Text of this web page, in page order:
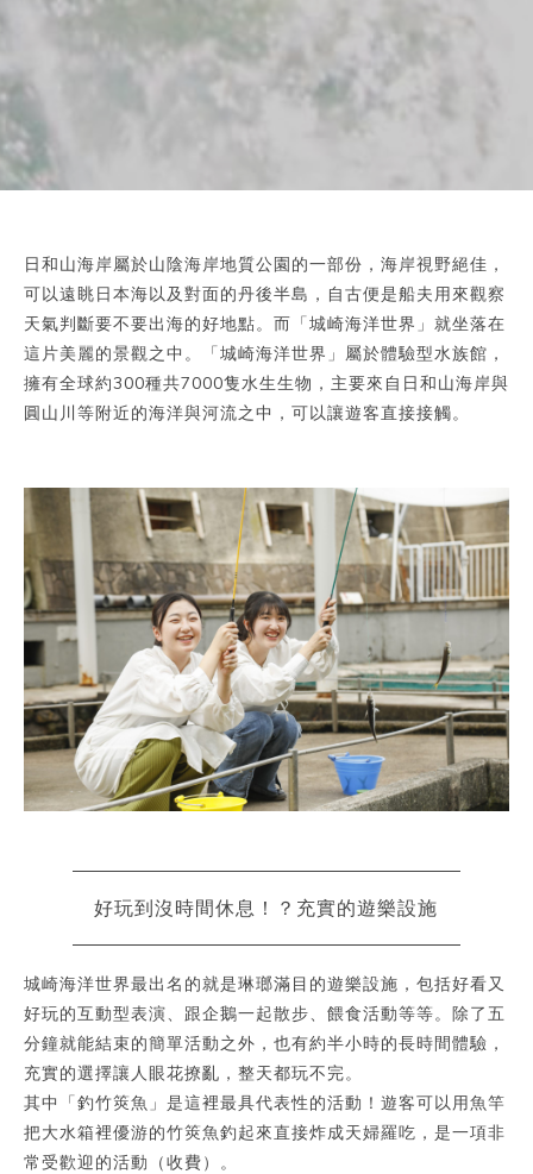
日和山海岸屬於山陰海岸地質公園的一部份，海岸視野絕佳，
可以遠眺日本海以及對面的丹後半島，自古便是船夫用來觀察
天氣判斷要不要出海的好地點。而「城崎海洋世界」就坐落在
這片美麗的景觀之中。「城崎海洋世界」屬於體驗型水族館，
擁有全球約300種共7000隻水生生物，主要來自日和山海岸與
圓山川等附近的海洋與河流之中，可以讓遊客直接接觸。
好玩到沒時間休息！？充實的遊樂設施
城崎海洋世界最出名的就是琳瑯滿目的遊樂設施，包括好看又
好玩的互動型表演、跟企鵝一起散步、餵食活動等等。除了五
分鐘就能結束的簡單活動之外，也有約半小時的長時間體驗，
充實的選擇讓人眼花撩亂，整天都玩不完。
其中「釣竹筴魚」是這裡最具代表性的活動！遊客可以用魚竿
把大水箱裡優游的竹筴魚釣起來直接炸成天婦羅吃，是一項非
常受歡迎的活動（收費）。